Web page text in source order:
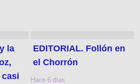
la
EDITORIAL. Follón en
el Chorrón
Hace 6 días